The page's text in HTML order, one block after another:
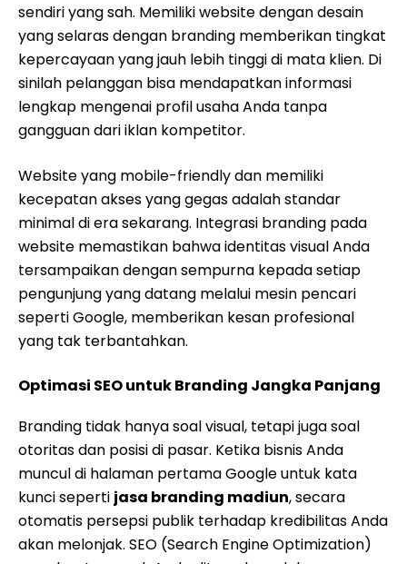
sendiri yang sah. Memiliki website dengan desain
yang selaras dengan branding memberikan tingkat
kepercayaan yang jauh lebih tinggi di mata klien. Di
sinilah pelanggan bisa mendapatkan informasi
lengkap mengenai profil usaha Anda tanpa
gangguan dari iklan kompetitor.
Website yang mobile-friendly dan memiliki
kecepatan akses yang gegas adalah standar
minimal di era sekarang. Integrasi branding pada
website memastikan bahwa identitas visual Anda
tersampaikan dengan sempurna kepada setiap
pengunjung yang datang melalui mesin pencari
seperti Google, memberikan kesan profesional
yang tak terbantahkan.
Optimasi SEO untuk Branding Jangka Panjang
Branding tidak hanya soal visual, tetapi juga soal
otoritas dan posisi di pasar. Ketika bisnis Anda
muncul di halaman pertama Google untuk kata
kunci seperti jasa branding madiun, secara
otomatis persepsi publik terhadap kredibilitas Anda
akan melonjak. SEO (Search Engine Optimization)